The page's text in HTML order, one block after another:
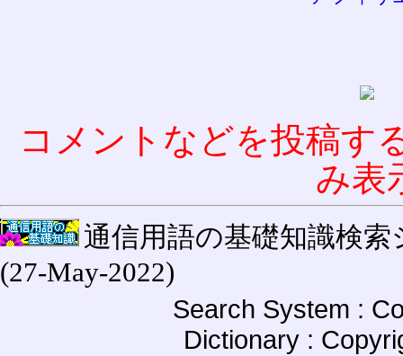
コメントなどを投稿す
み表
通信用語の基礎知識検索
(27-May-2022)
Search System :
Dictionary :